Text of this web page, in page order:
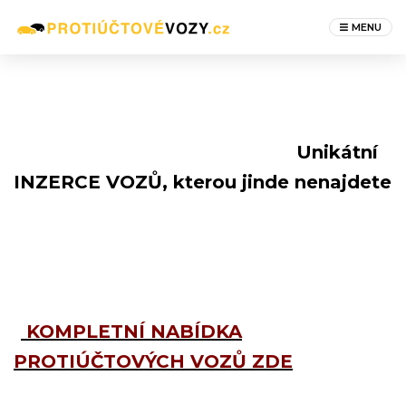
MENU
Unikátní
INZERCE VOZŮ, kterou jinde nenajdete
KOMPLETNÍ NABÍDKA
PROTIÚČTOVÝCH VOZŮ ZDE